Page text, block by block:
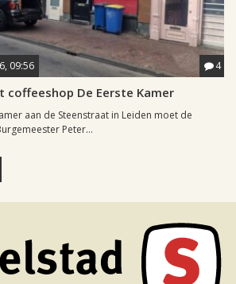
09:56 4
coffeeshop De Eerste Kamer
aan de Steenstraat in Leiden moet de
Peter...